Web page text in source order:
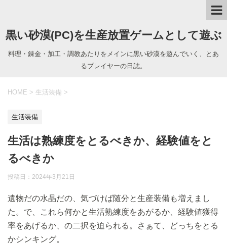
黒い砂漠(PC)を生産放置ゲームとして遊ぶ
料理・錬金・加工・調教あたりをメインに黒い砂漠を遊んでいく、とあ
るプレイヤーの日誌。
HOME > 生活装備 >
生活装備
生活は熟練度をとるべきか、経験値をと
るべきか
投稿日： 2024年3月21日
遺物だの水晶だの、気づけば随分と生産装備も増えまし
た。で、これら何かと生活熟練度をあがるか、経験値獲得
率をあげるか、の二択を迫られる。さぁて、どっちをとる
かシンキング。